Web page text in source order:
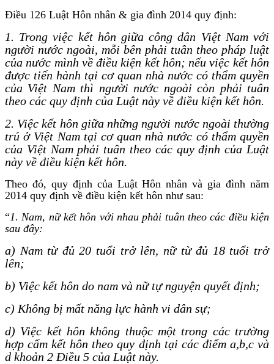
Điều 126 Luật Hôn nhân & gia đình 2014 quy định:
1. Trong việc kết hôn giữa công dân Việt Nam với
người nước ngoài, mỗi bên phải tuân theo pháp luật
của nước mình về điều kiện kết hôn; nếu việc kết hôn
được tiến hành tại cơ quan nhà nước có thẩm quyền
của Việt Nam thì người nước ngoài còn phải tuân
theo các quy định của Luật này về điều kiện kết hôn.
2. Việc kết hôn giữa những người nước ngoài thường
trú ở Việt Nam tại cơ quan nhà nước có thẩm quyền
của Việt Nam phải tuân theo các quy định của Luật
này về điều kiện kết hôn.
Theo đó, quy định của Luật Hôn nhân và gia đình năm
2014 quy định về điều kiện kết hôn như sau:
“1. Nam, nữ kết hôn với nhau phải tuân theo các điều kiện
sau đây:
a) Nam từ đủ 20 tuổi trở lên, nữ từ đủ 18 tuổi trở
lên;
b) Việc kết hôn do nam và nữ tự nguyện quyết định;
c) Không bị mất năng lực hành vi dân sự;
d) Việc kết hôn không thuộc một trong các trường
hợp cấm kết hôn theo quy định tại các điểm a,b,c và
d khoản 2 Điều 5 của Luật này.